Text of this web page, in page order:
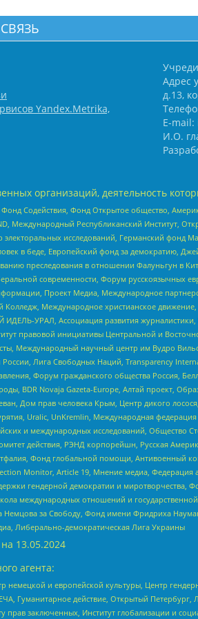
Yandex.Metrika,
Адрес
д.13,
E-
И.О.
организаций, деятельность
Содействия, Фонд Открытое общество,
Международный Республиканский Институт,
исследований, Германский
в беде, Европейский фонд за демократию,
преследования в отношении Фалуньгун в
современности, Форум русскоязычных
Проект Медиа, Международное
Международное христианское
УРАЛ, Ассоциация развития
правовой инициативы Центральной и
Международный научный центр им Вудро
Лига Свободных Наций, Transparеncy
Форум гражданского общества Россия,
BDR Novaja Gazeta-Europe, Алтай проект,
Дом прав человека Крым, Центр дикого
Uralic, UnKremlin, Международная
и международных исследований, Общество
действия, РЭНД корпорейшн, Русская
Фонд глобальной помощи, Антивоенный
Monitor, Article 19, Мнение медиа,
гендерной демократии и
международных отношений и
за Свободу, Фонд имени Фридриха
Либерально-демократическая Лига Украины
13.05.2024
агента:
и европейской культуры, Центр
действие, Открытый Петербург,
прав заключенных, Институт глобализации и